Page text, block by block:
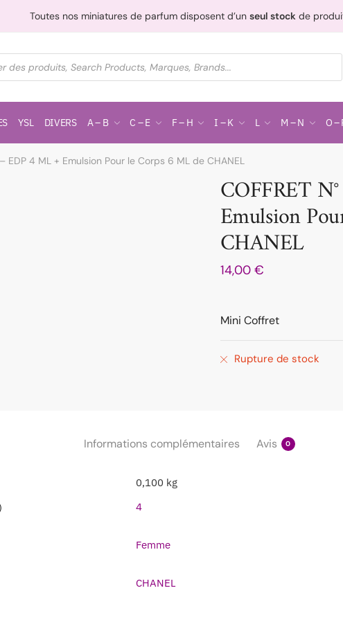
Toutes nos miniatures de parfum disposent d’un seul stock de
YSL DIVERS A – B C – E F – H I – K L M – N O –
– EDP 4 ML + Emulsion Pour le Corps 6 ML de CHANEL
COFFRET
Emulsion
CHANEL
14,00 €
Mini Coffret
Rupture de stock
Informations complémentaires Avis 0
0,100 kg
4
Femme
CHANEL